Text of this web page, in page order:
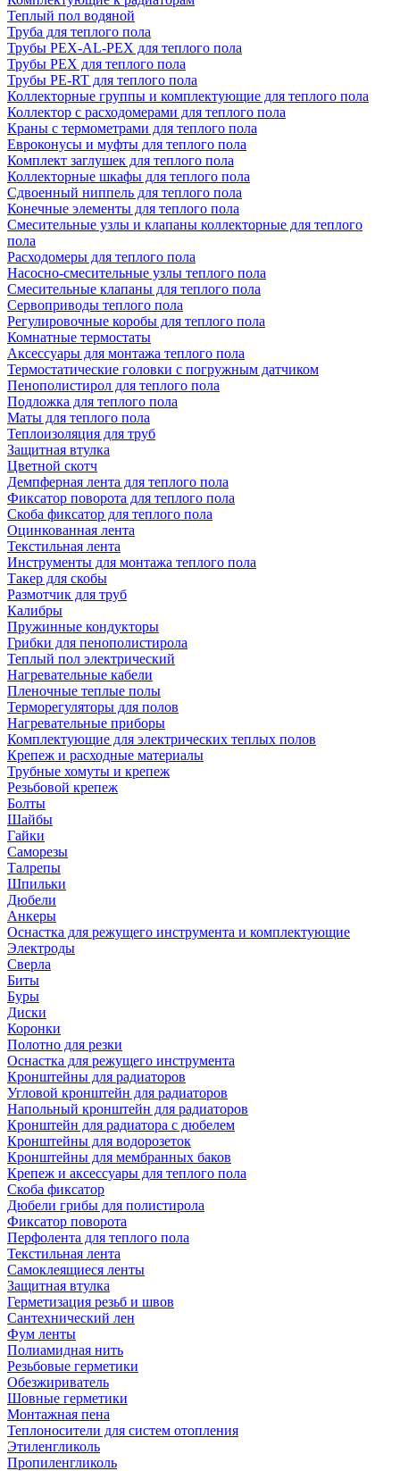
Теплый пол водяной
Труба для теплого пола
Трубы PEX-AL-PEX для теплого пола
Трубы PEX для теплого пола
Трубы PE-RT для теплого пола
Коллекторные группы и комплектующие для теплого пола
Коллектор с расходомерами для теплого пола
Краны с термометрами для теплого пола
Евроконусы и муфты для теплого пола
Комплект заглушек для теплого пола
Коллекторные шкафы для теплого пола
Сдвоенный ниппель для теплого пола
Конечные элементы для теплого пола
Смесительные узлы и клапаны коллекторные для теплого
пола
Расходомеры для теплого пола
Насосно-смесительные узлы теплого пола
Смесительные клапаны для теплого пола
Сервоприводы теплого пола
Регулировочные коробы для теплого пола
Комнатные термостаты
Аксессуары для монтажа теплого пола
Термостатические головки с погружным датчиком
Пенополистирол для теплого пола
Подложка для теплого пола
Маты для теплого пола
Теплоизоляция для труб
Защитная втулка
Цветной скотч
Демпферная лента для теплого пола
Фиксатор поворота для теплого пола
Скоба фиксатор для теплого пола
Оцинкованная лента
Текстильная лента
Инструменты для монтажа теплого пола
Такер для скобы
Размотчик для труб
Калибры
Пружинные кондукторы
Грибки для пенополистирола
Теплый пол электрический
Нагревательные кабели
Пленочные теплые полы
Терморегуляторы для полов
Нагревательные приборы
Комплектующие для электрических теплых полов
Крепеж и расходные материалы
Трубные хомуты и крепеж
Резьбовой крепеж
Болты
Шайбы
Гайки
Саморезы
Талрепы
Шпильки
Дюбели
Анкеры
Оснастка для режущего инструмента и комплектующие
Электроды
Сверла
Биты
Буры
Диски
Коронки
Полотно для резки
Оснастка для режущего инструмента
Кронштейны для радиаторов
Угловой кронштейн для радиаторов
Напольный кронштейн для радиаторов
Кронштейн для радиатора с дюбелем
Кронштейны для водорозеток
Кронштейны для мембранных баков
Крепеж и аксессуары для теплого пола
Скоба фиксатор
Дюбели грибы для полистирола
Фиксатор поворота
Перфолента для теплого пола
Текстильная лента
Самоклеящиеся ленты
Защитная втулка
Герметизация резьб и швов
Сантехнический лен
Фум ленты
Полиамидная нить
Резьбовые герметики
Обезжириватель
Шовные герметики
Монтажная пена
Теплоносители для систем отопления
Этиленгликоль
Пропиленгликоль